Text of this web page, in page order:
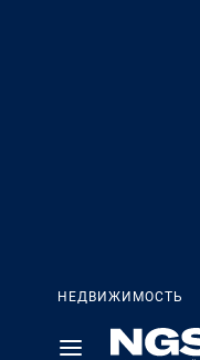
НЕДВИЖИМОСТЬ